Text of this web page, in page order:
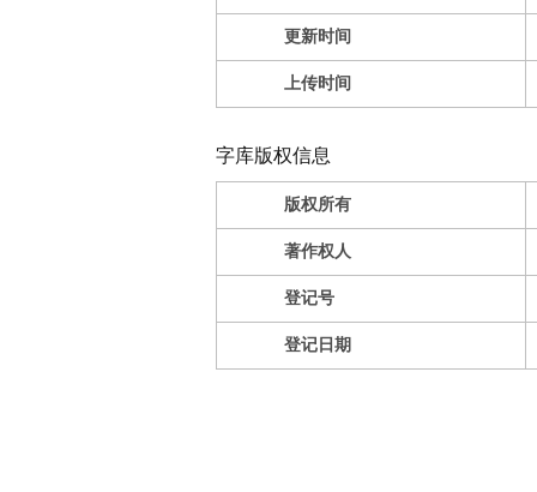
更新时间
上传时间
字库版权信息
版权所有
著作权人
登记号
登记日期